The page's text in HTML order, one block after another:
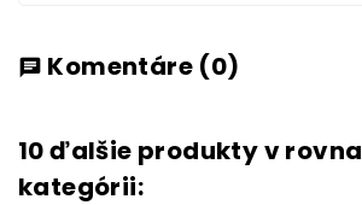
chat Komentáre (0)
10 ďalšie produkty v
kategórii: